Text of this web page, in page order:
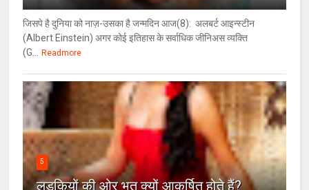
जिसपे है दुनिया को नाज़-उसका है जन्मदिन आज(8): अलबर्ट आइन्स्टीन
(Albert Einstein) अगर कोई इतिहास के सर्वाधिक जीनिअस व्यक्ति
(G...
Readmore
5
लड़कियों की ओर भूत क्‍यों आकर्षित होते हैं?